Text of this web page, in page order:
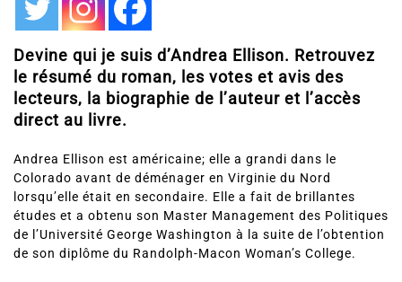
Devine qui je suis d’Andrea Ellison. Retrouvez
le résumé du roman, les votes et avis des
lecteurs, la biographie de l’auteur et l’accès
direct au livre.
Andrea Ellison est américaine; elle a grandi dans le
Colorado avant de déménager en Virginie du Nord
lorsqu’elle était en secondaire. Elle a fait de brillantes
études et a obtenu son Master Management des Politiques
de l’Université George Washington à la suite de l’obtention
de son diplôme du Randolph-Macon Woman’s College.